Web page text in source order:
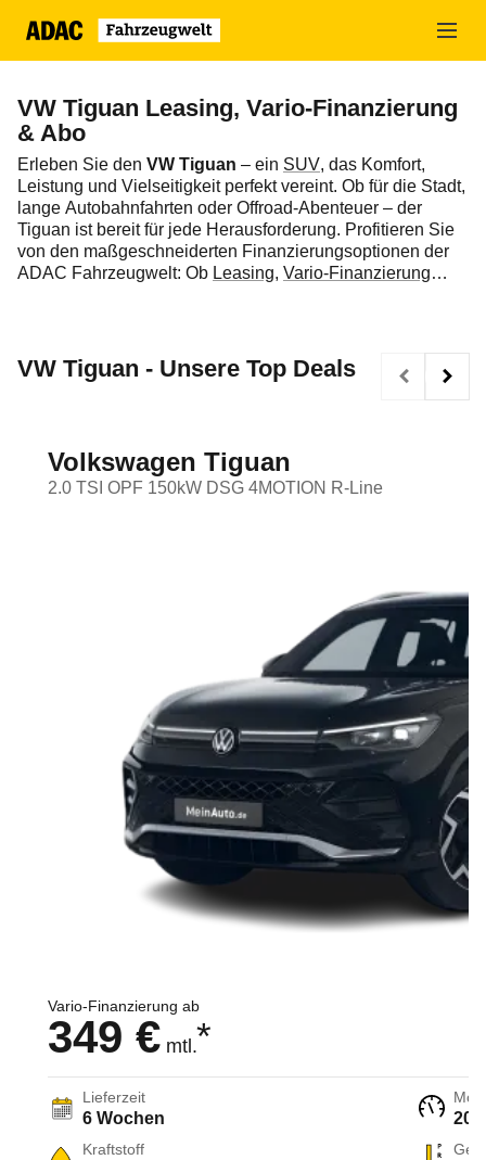
VW Tiguan Leasing, Vario-Finanzierung
& Abo
Erleben Sie den VW Tiguan – ein SUV, das Komfort,
Leistung und Vielseitigkeit perfekt vereint. Ob für die Stadt,
lange Autobahnfahrten oder Offroad-Abenteuer – der
Tiguan ist bereit für jede Herausforderung. Profitieren Sie
von den maßgeschneiderten Finanzierungsoptionen der
ADAC Fahrzeugwelt: Ob Leasing, Vario-Finanzierung
Bestpreisgarantie und die umfassende Beratung, um
sicherzustellen, dass Sie die beste Entscheidung für Ihre
VW Tiguan - Unsere Top Deals
Volkswagen Tiguan
2.0 TSI OPF 150kW DSG 4MOTION R-Line
Vario-Finanzierung ab
349 € mtl.*
Lieferzeit
6 Wochen 204
Kraftstoff